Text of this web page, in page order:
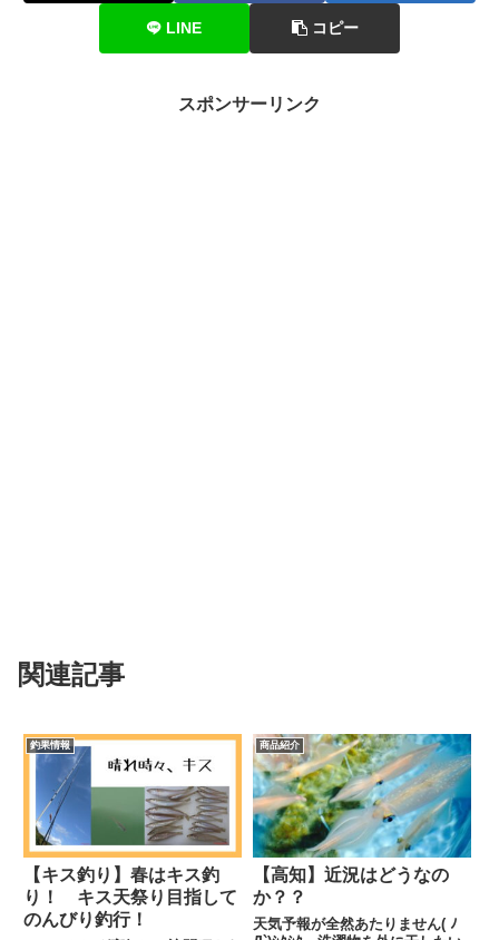
LINE コピー
スポンサーリンク
関連記事
釣果情報
【キス釣り】春はキス釣
り！ キス天祭り目指して
のんびり釣行！
商品紹介
【高知】近況はどうなの
か？？
天気予報が全然あたりません( ﾉ